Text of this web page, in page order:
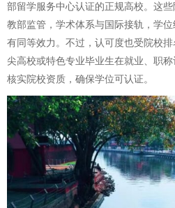
部留学服务中心认证的正规高校。这
教部监管，学术体系与国际接轨，学
有同等效力。不过，认可度也受院校
尖高校或特色专业毕业生在就业、职
核实院校资质，确保学位可认证。